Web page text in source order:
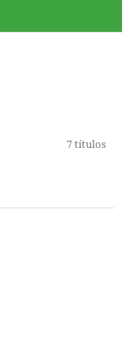
7 títulos